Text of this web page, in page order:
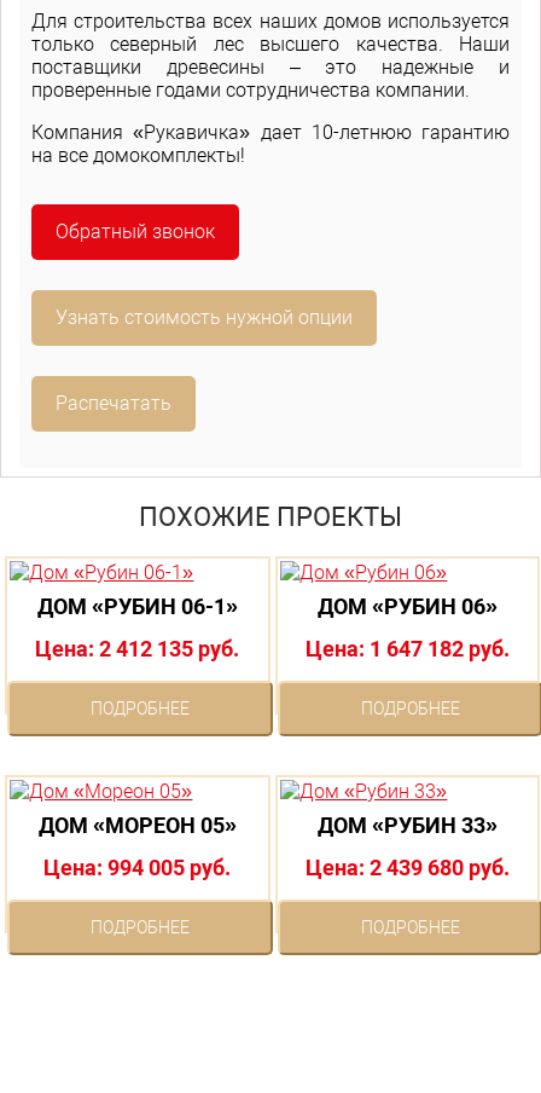
Для строительства всех наших домов используется
только северный лес высшего качества. Наши
поставщики древесины – это надежные и
проверенные годами сотрудничества компании.
Компания «Рукавичка» дает 10-летнюю гарантию
на все домокомплекты!
Обратный звонок
Узнать стоимость нужной опции
Распечатать
ПОХОЖИЕ ПРОЕКТЫ
ДОМ «РУБИН 06-1»
Цена: 2 412 135 руб.
ПОДРОБНЕЕ
ДОМ «РУБИН 06»
Цена: 1 647 182 руб.
ПОДРОБНЕЕ
ДОМ «МОРЕОН 05»
Цена: 994 005 руб.
ПОДРОБНЕЕ
ДОМ «РУБИН 33»
Цена: 2 439 680 руб.
ПОДРОБНЕЕ